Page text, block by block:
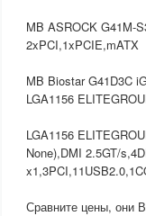
MB ASROCK G41M-
2xPCI,1xPCIE,mATX
MB Biostar G41D3C
LGA1156
LGA1156
None),DMI 2.5GT/
Сравните цены, они